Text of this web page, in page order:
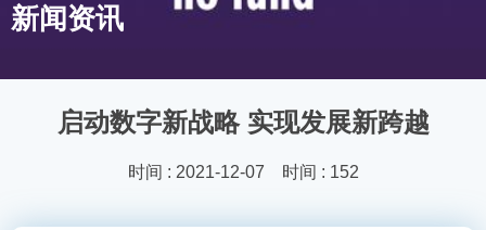
新闻资讯
启动数字新战略 实现发展新跨越
时间 : 2021-12-07 时间 : 152